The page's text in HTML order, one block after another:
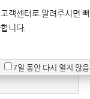
객센터로 알려주시면
니다.
7일 동안 다시 열지 않음